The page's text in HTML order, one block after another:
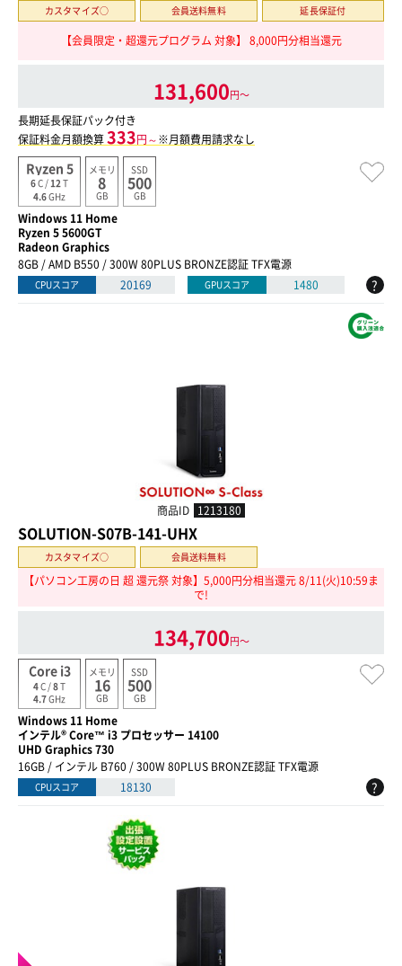
カスタマイズ○ 会員送料無料 延長保証付
【会員限定・超還元プログラム 対象】 8,000円分相当還元
131,600円〜
長期延長保証パック付き
保証料金月額換算333円～※月額費用請求なし
Ryzen 5
6C /12T
4.6GHz
メモリ
8
GB
SSD
500
GB
Windows 11 Home
Ryzen 5 5600GT
Radeon Graphics
8GB / AMD B550 / 300W 80PLUS BRONZE認証 TFX電源
CPUスコア 20169 GPUスコア 1480 ?
商品ID 1213180
SOLUTION-S07B-141-UHX
カスタマイズ○ 会員送料無料
【パソコン工房の日 超 還元祭 対象】5,000円分相当還元 8/11(火)10:59ま
で!
134,700円〜
Core i3
4C /8T
4.7GHz
メモリ
16
GB
SSD
500
GB
Windows 11 Home
インテル® Core™ i3 プロセッサー 14100
UHD Graphics 730
16GB / インテル B760 / 300W 80PLUS BRONZE認証 TFX電源
CPUスコア 18130 ?